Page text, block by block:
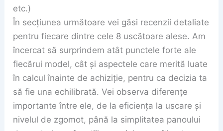
etc.)
În secțiunea următoare vei găsi recenzii detaliate
pentru fiecare dintre cele 8 uscătoare alese. Am
încercat să surprindem atât punctele forte ale
fiecărui model, cât și aspectele care merită luate
în calcul înainte de achiziție, pentru ca decizia ta
să fie una echilibrată. Vei observa diferențe
importante între ele, de la eficiența la uscare și
nivelul de zgomot, până la simplitatea panoului